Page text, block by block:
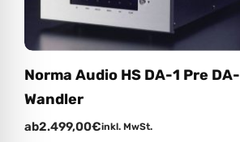
Norma Audio HS DA-1 Pre DA-
Wandler
ab2.499,00€inkl. MwSt.